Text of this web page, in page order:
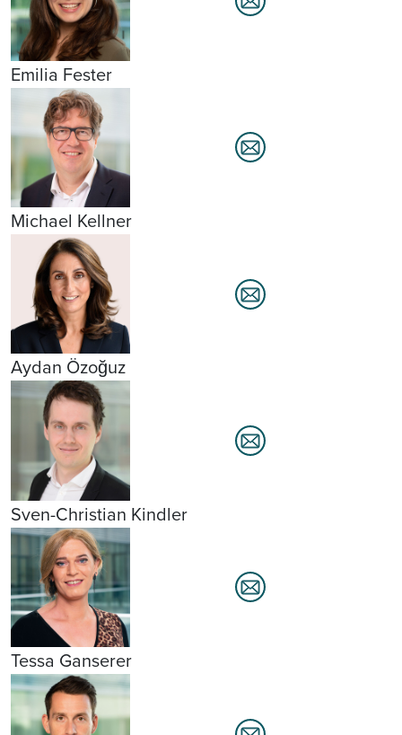
Emilia Fester
Michael Kellner
Aydan Özoğuz
Sven-Christian Kindler
Tessa Ganserer